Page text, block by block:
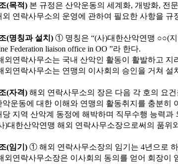
(목적) 본 규정은 산악운동의 세계화, 개방화, 전
외 연락사무소의 운영에 관하여 필요한 사항을 규
(명칭과 설치 ) ① 명칭은 “(사)대한산악연맹 ○○(
Federation liaison office in OO ”라 한다.
외연락사무소는 국내 산악인 활동이 활발하고 지
외연락사무소는 연맹의 이사회의 승인을 거쳐 설
(자격) 해외 연락사무소의 장은 다음 각 호의 요
악운동에 대한 이해와 연맹의 활동취지를 충분히
당 지역 산악계 동정에 해박하며 직무수행 능력과
)대한산악연맹 해외 연락사무소장으로써의 품위
(임기 ) ① 해외 연락사무소장의 임기는 4년으로
외연락사무소장은 이사회의 동의를 얻어 회장이